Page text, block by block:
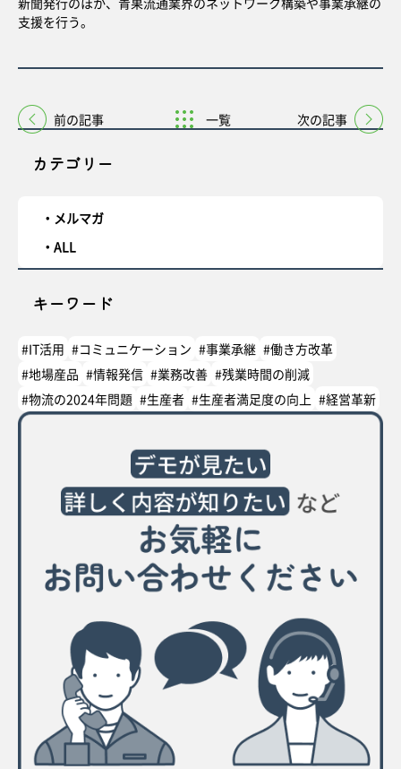
カテゴリー
メルマガ
ALL
キーワード
#IT活用 #コミュニケーション #事業承継 #働き方改革
#地場産品 #情報発信 #業務改善 #残業時間の削減
#物流の2024年問題 #生産者 #生産者満足度の向上 #経営革新
支援を行う。
前の記事 一覧 次の記事